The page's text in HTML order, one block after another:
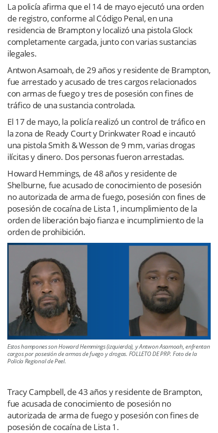
La policía afirma que el 14 de mayo ejecutó una orden
de registro, conforme al Código Penal, en una
residencia de Brampton y localizó una pistola Glock
completamente cargada, junto con varias sustancias
ilegales.
Antwon Asamoah, de 29 años y residente de Brampton,
fue arrestado y acusado de tres cargos relacionados
con armas de fuego y tres de posesión con fines de
tráfico de una sustancia controlada.
El 17 de mayo, la policía realizó un control de tráfico en
la zona de Ready Court y Drinkwater Road e incautó
una pistola Smith & Wesson de 9 mm, varias drogas
ilícitas y dinero. Dos personas fueron arrestadas.
Howard Hemmings, de 48 años y residente de
Shelburne, fue acusado de conocimiento de posesión
no autorizada de arma de fuego, posesión con fines de
posesión de cocaína de Lista 1, incumplimiento de la
orden de liberación bajo fianza e incumplimiento de la
orden de prohibición.
Estos hampones son Howard Hemmings (izquierda), y Antwon Asamoah, enfrentan
cargos por posesión de armas de fuego y drogas. FOLLETO DE PRP. Foto de la
Policía Regional de Peel.
Tracy Campbell, de 43 años y residente de Brampton,
fue acusada de conocimiento de posesión no
autorizada de arma de fuego y posesión con fines de
posesión de cocaína de Lista 1.